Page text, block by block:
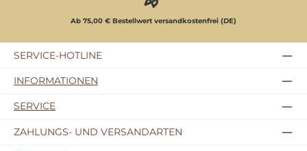
Ab 75,00 € Bestellwert versandkostenfrei (DE)
SERVICE-HOTLINE
INFORMATIONEN
SERVICE
ZAHLUNGS- UND VERSANDARTEN